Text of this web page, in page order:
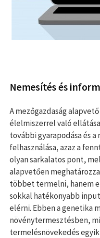
Nemesítés és
A mezőgazdaság
élelmiszerrel való
további gyarapodása és
felhasználása, azaz a
olyan sarkalatos pont,
alapvetően
többet termelni, hanem
sokkal hatékonyabb
elérni. Ebben a genetika
növénytermesztésben,
termelésnövekedés